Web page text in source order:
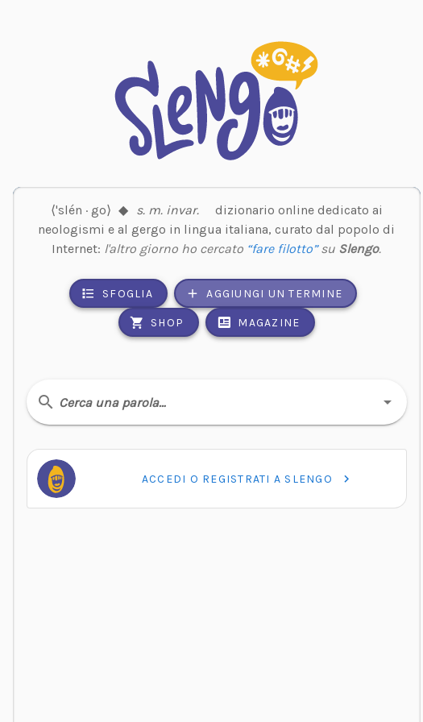
⟨'slén · go⟩ ◆ s. m. invar.
dizionario online dedicato ai
neologismi e al gergo in lingua italiana, curato dal popolo di
Internet: l'altro giorno ho cercato “fare filotto”su Slengo.
SFOGLIA AGGIUNGI UN TERMINE
SHOP MAGAZINE
Cerca una parola…
ACCEDI O REGISTRATI A SLENGO